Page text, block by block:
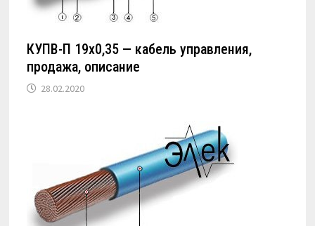
КУПВ-П 19х0,35 — кабель управления,
продажа, описание
28.02.2020